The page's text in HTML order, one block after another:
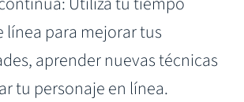
línea para mejorar tus
aprender nuevas técnicas
tu personaje en línea.